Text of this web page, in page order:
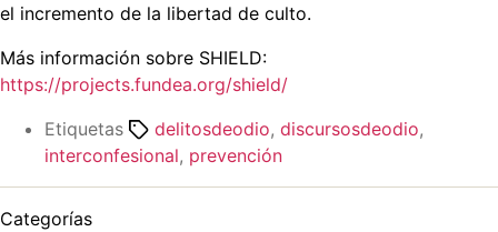
el incremento de la libertad de culto.
Más información sobre SHIELD:
https://projects.fundea.org/shield/
Etiquetas
delitosdeodio, discursosdeodio,
interconfesional, prevención
Categorías